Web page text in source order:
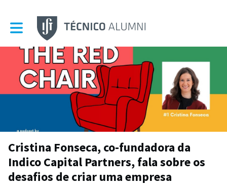
Toggle main navigation
Cristina Fonseca, co-fundadora da
Indico Capital Partners, fala sobre os
desafios de criar uma empresa